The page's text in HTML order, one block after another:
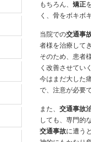
もちろん、 矯正
く、骨をボキボ
当院での交通事
者様を治療して
そのため、患者
く改善させてい
今はまだ大した
で、注意が必要で
また、 交通事故
しても、専門的
交通事故に遭う